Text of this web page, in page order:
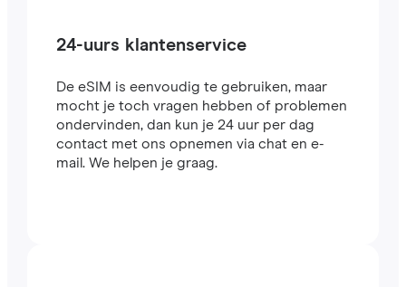
24-uurs klantenservice
De eSIM is eenvoudig te gebruiken, maar
mocht je toch vragen hebben of problemen
ondervinden, dan kun je 24 uur per dag
contact met ons opnemen via chat en e-
mail. We helpen je graag.